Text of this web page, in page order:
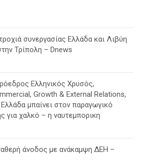
συνεργασίας Ελλάδα και Λιβύη
Τρίπολη – Dnews
Ελληνικός Χρυσός,
Growth & External Relations,
μπαίνει στον παραγωγικό
για χαλκό – η ναυτεμπορικη
άνοδος με ανάκαμψη ΔΕΗ –